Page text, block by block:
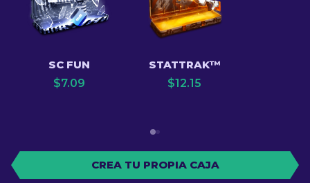
SC FUN
$7.09
STATTRAK™
$12.15
CREA TU PROPIA CAJA